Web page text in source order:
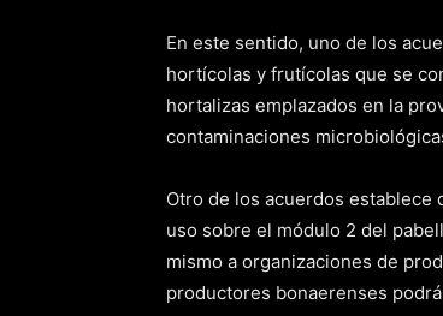
En este sentido, uno de los
hortícolas y frutícolas que se
hortalizas emplazados en la
contaminaciones
Otro de los acuerdos establece
uso sobre el módulo 2 del
mismo a organizaciones de
productores bonaerenses